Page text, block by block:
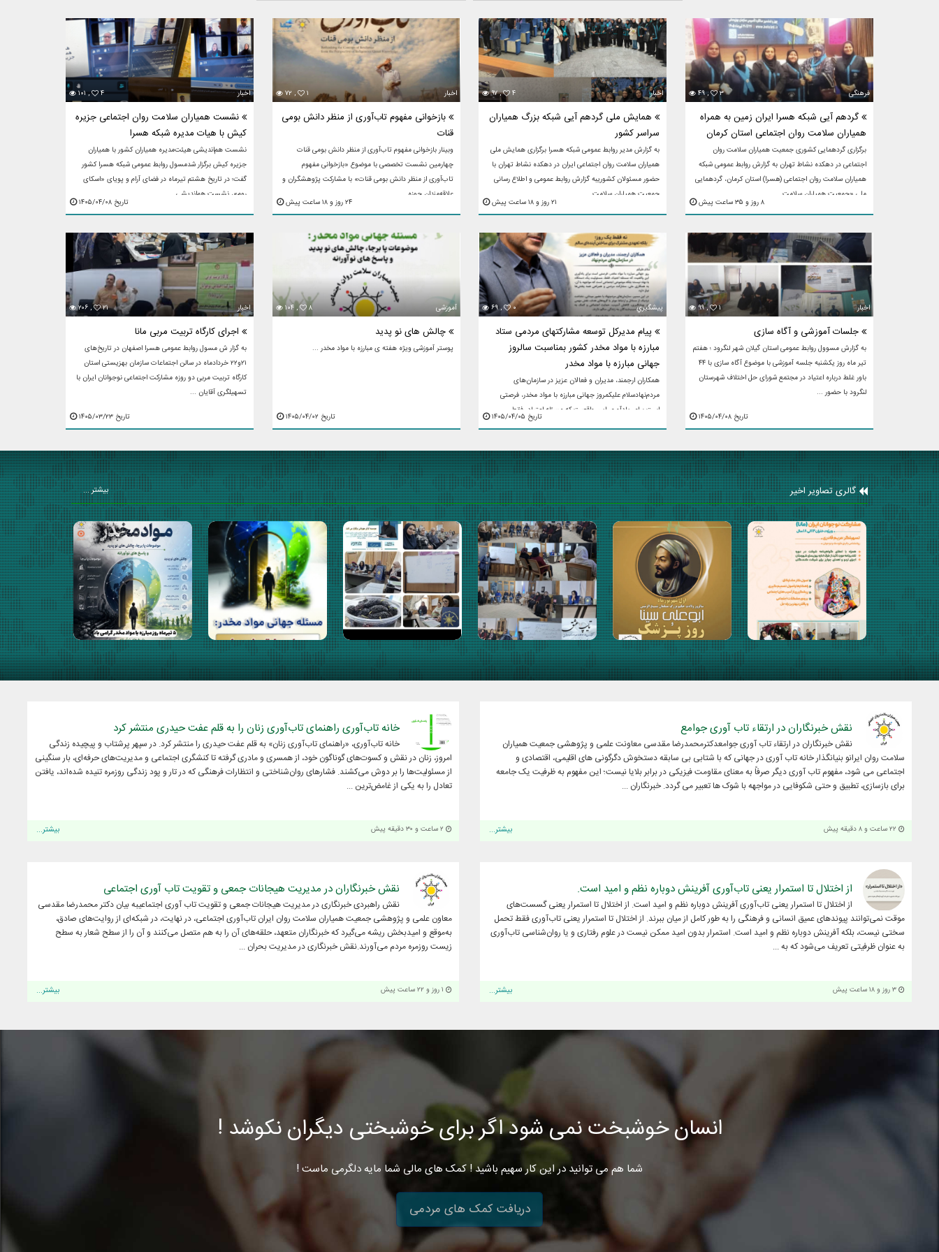
۴۹ , ۳ فرهنگی
گردهم آیی شبکه هسرا ایران زمین به همراه
همیاران سلامت روان اجتماعی استان کرمان
برگزاری گردهمایی کشوری جمعیت همیاران سلامت روان
اجتماعی در دهکده نشاط تهران به گزارش روابط عمومی شبکه
همیاران سلامت روان اجتماعی (هسرا) استان کرمان، گردهمایی
ملی «جمعیت همیاران سلامت ...
۸ روز و ۳۵ ساعت پیش
۹۷ , ۴ اخبار
همایش ملی گردهم آیی شبکه بزرگ همیاران
سراسر کشور
به گزارش مدیر روابط عمومی شبکه هسرا برگزاری همایش ملی
همیاران سلامت روان اجتماعی ایران در دهکده نشاط تهران با
حضور مسئولان کشوریبه گزارش روابط عمومی و اطلاع رسانی
جمعیت همیاران سلامت ...
۲۱ روز و ۱۸ ساعت پیش
۷۲ , ۱ اخبار
بازخوانی مفهوم تاب‌آوری از منظر دانش بومی
قنات
وبینار بازخوانی مفهوم تاب‌آوری از منظر دانش بومی قنات
چهارمین نشست تخصصی با موضوع «بازخوانی مفهوم
تاب‌آوری از منظر دانش بومی قنات» با مشارکت پژوهشگران و
علاقه‌مندان حوزه ...
۲۴ روز و ۱۸ ساعت پیش
۱۰۱ , ۴ اخبار
نشست همیاران سلامت روان اجتماعی جزیره
کیش با هیات مدیره شبکه هسرا
نشست هم‌اندیشی هیئت‌مدیره همیاران کشور با همیاران
جزیره کیش برگزار شدمسول روابط عمومی شبکه هسرا کشور
گفت؛ در تاریخ هشتم تیرماه در فضای آرام و پویا‌ی «اسکای
روم»، نشست هم‌اندیشی ...
تاریخ ۱۴۰۵/۰۴/۰۸
۹۹ , ۱ اخبار
جلسات آموزشی و آگاه سازی
به گزارش مسوول روابط عمومی استان گیلان شهر لنگرود ؛ هفتم
تیر ماه روز یکشنبه جلسه آموزشی با موضوع آگاه سازی با ۴۴
باور غلط درباره اعتیاد در مجتمع شورای حل اختلاف شهرستان
لنگرود با حضور ...
تاریخ ۱۴۰۵/۰۴/۰۸
۶۹ , ۰ پيشگيري
پیام مدیرکل توسعه مشارکتهای مردمی ستاد
مبارزه با مواد مخدر کشور بمناسبت سالروز
جهانی مبارزه با مواد مخدر
همکاران ارجمند، مدیران و فعالان عزیز در سازمان‌های
مردم‌نهادسلام علیکمروز جهانی مبارزه با مواد مخدر، فرصتی
است برای یادآوری این واقعیت که مسئله اعتیاد، فقط
تاریخ ۱۴۰۵/۰۴/۰۵
۱۰۴ , ۸ آموزشی
چالش های نو پدید
پوستر آموزشی ویژه هفته ی مبارزه با مواد مخدر ...
تاریخ ۱۴۰۵/۰۴/۰۲
۲۰۶ , ۲۱ اخبار
اجرای کارگاه تربیت مربی مانا
به گزار ش مسول روابط عمومی هسرا اصفهان در تاریخ‌های
۲۱و۲۲ خردادماه در سالن اجتماعات سازمان بهزیستی استان
کارگاه تربیت مربی دو روزه مشارکت اجتماعی نوجوانان ایران با
تسهیلگری آقایان ...
تاریخ ۱۴۰۵/۰۳/۲۳
گالری تصاویر اخیر بیشتر ...
خانه تاب‌آوری راهنمای تاب‌آوری زنان را به قلم عفت حیدری منتشر کرد
خانه تاب‌آوری، «راهنمای تاب‌آوری زنان» به قلم عفت حیدری را منتشر کرد. در سپهر پرشتاب و پیچیده زندگی
امروز، زنان در نقش و کسوت‌های گوناگون خود، از همسری و مادری گرفته تا کنشگری اجتماعی و مدیریت‌های حرفه‌ای، بار سنگینی
از مسئولیت‌ها را بر دوش می‌کشند. فشارهای روان‌شناختی و انتظارات فرهنگی که در تار و پود زندگی روزمره تنیده شده‌اند، یافتن
تعادل را به یکی از غامض‌ترین ...
۲ ساعت و ۳۰ دقیقه پیش بیشتر...
نقش خبرنگاران در ارتقاء تاب آوری جوامع
نقش خبرنگاران در ارتقاء تاب آوری جوامعدکترمحمدرضا مقدسی معاونت علمی و پژوهشی جمعیت همیاران
سلامت روان ایرانو بنیانگذار خانه تاب آوری در جهانی که با شتابی بی سابقه دستخوش دگرگونی های اقلیمی، اقتصادی و
اجتماعی می شود، مفهوم تاب آوری دیگر صرفاً به معنای مقاومت فیزیکی در برابر بلایا نیست؛ این مفهوم به ظرفیت یک جامعه
برای بازسازی، تطبیق و حتی شکوفایی در مواجهه با شوک ها تعبیر می گردد. خبرنگاران ...
۲۲ ساعت و ۸ دقیقه پیش بیشتر...
نقش خبرنگاران در مدیریت هیجانات جمعی و تقویت تاب آوری اجتماعی
نقش راهبردی خبرنگاری در مدیریت هیجانات جمعی و تقویت تاب آوری اجتماعیبه بیان دکتر محمدرضا مقدسی
معاون علمی و پژوهشی جمعیت همیاران سلامت روان ایران تاب‌آوری اجتماعی، در نهایت، در شبکه‌ای از روایت‌های صادق،
به‌موقع و امیدبخش ریشه می‌گیرد که خبرنگاران متعهد، حلقه‌های آن را به هم متصل می‌کنند و آن را از سطح شعار به سطح
زیست روزمره مردم می‌آورند.نقش خبرنگاری در مدیریت بحران ...
۱ روز و ۲۲ ساعت پیش بیشتر...
از اختلال تا استمرار یعنی تاب‌آوری آفرینش دوباره نظم و امید است.
از اختلال تا استمرار یعنی تاب‌آوری آفرینش دوباره نظم و امید است. از اختلال تا استمرار یعنی گسست‌های
موقت نمی‌توانند پیوندهای عمیق انسانی و فرهنگی را به طور کامل از میان ببرند. از اختلال تا استمرار یعنی تاب‌آوری فقط تحمل
سختی نیست، بلکه آفرینش دوباره نظم و امید است. استمرار بدون امید ممکن نیست در علوم رفتاری و یا روان‌شناسی تاب‌آوری
به عنوان ظرفیتی تعریف می‌شود که به ...
۳ روز و ۱۸ ساعت پیش بیشتر...
انسان خوشبخت نمی شود اگر برای خوشبختی دیگران نکوشد !
شما هم می توانید در این کار سهیم باشید ! کمک های مالی شما مایه دلگرمی ماست !
دریافت کمک های مردمی